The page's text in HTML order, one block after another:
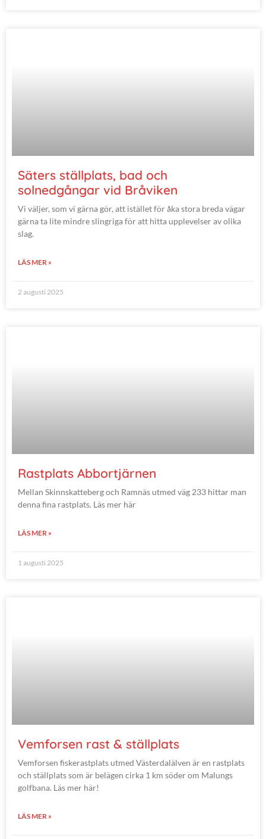
Säters ställplats, bad och
solnedgångar vid Bråviken
Vi väljer, som vi gärna gör, att istället för åka stora breda vägar
gärna ta lite mindre slingriga för att hitta upplevelser av olika
slag.
LÄS MER »
2 augusti 2025
Rastplats Abbortjärnen
Mellan Skinnskatteberg och Ramnäs utmed väg 233 hittar man
denna fina rastplats. Läs mer här
LÄS MER »
1 augusti 2025
Vemforsen rast & ställplats
Vemforsen fiskerastplats utmed Västerdalälven är en rastplats
och ställplats som är belägen cirka 1 km söder om Malungs
golfbana. Läs mer här!
LÄS MER »